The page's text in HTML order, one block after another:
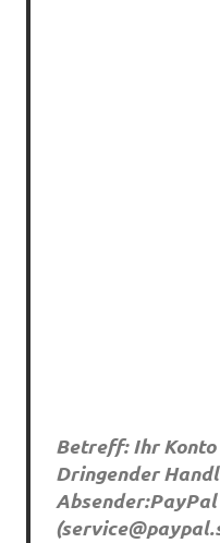
Betreff: Ihr
Dringender
Absender:PayPal
(